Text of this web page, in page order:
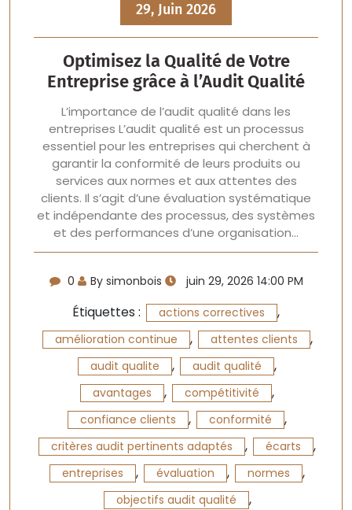
29, Juin 2026
Optimisez la Qualité de Votre
Entreprise grâce à l’Audit Qualité
L’importance de l’audit qualité dans les
entreprises L’audit qualité est un processus
essentiel pour les entreprises qui cherchent à
garantir la conformité de leurs produits ou
services aux normes et aux attentes des
clients. Il s’agit d’une évaluation systématique
et indépendante des processus, des systèmes
et des performances d’une organisation…
0 By simonbois juin 29, 2026 14:00 PM
Étiquettes : actions correctives ,
amélioration continue , attentes clients ,
audit qualite , audit qualité ,
avantages , compétitivité ,
confiance clients , conformité ,
critères audit pertinents adaptés , écarts ,
entreprises , évaluation , normes ,
objectifs audit qualité ,